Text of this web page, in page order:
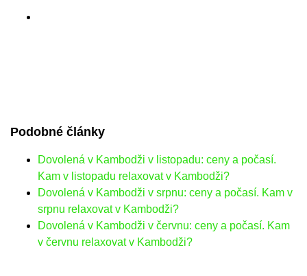
Podobné články
Dovolená v Kambodži v listopadu: ceny a počasí.
Kam v listopadu relaxovat v Kambodži?
Dovolená v Kambodži v srpnu: ceny a počasí. Kam v
srpnu relaxovat v Kambodži?
Dovolená v Kambodži v červnu: ceny a počasí. Kam
v červnu relaxovat v Kambodži?